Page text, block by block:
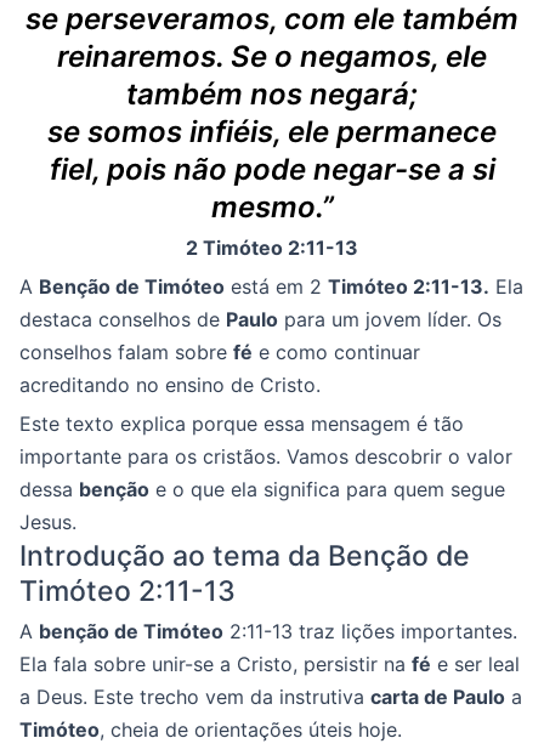
se perseveramos, com ele também
reinaremos. Se o negamos, ele
também nos negará;
se somos infiéis, ele permanece
fiel, pois não pode negar-se a si
mesmo.”
2 Timóteo 2:11-13
A Benção de Timóteo está em 2 Timóteo 2:11-13. Ela
destaca conselhos de Paulo para um jovem líder. Os
conselhos falam sobre fé e como continuar
acreditando no ensino de Cristo.
Este texto explica porque essa mensagem é tão
importante para os cristãos. Vamos descobrir o valor
dessa benção e o que ela significa para quem segue
Jesus.
Introdução ao tema da Benção de
Timóteo 2:11-13
A benção de Timóteo 2:11-13 traz lições importantes.
Ela fala sobre unir-se a Cristo, persistir na fé e ser leal
a Deus. Este trecho vem da instrutiva carta de Paulo a
Timóteo, cheia de orientações úteis hoje.